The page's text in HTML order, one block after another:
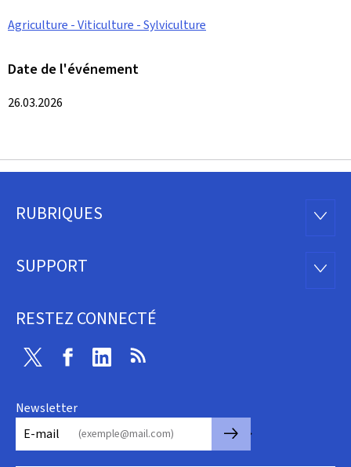
Agriculture - Viticulture - Sylviculture
Date de l'événement
26.03.2026
Pied
page
RUBRIQUES
SUPPORT
RESTEZ CONNECTÉ
Twitter FacebookLinkedin
Newsletter
E-mail
🡒